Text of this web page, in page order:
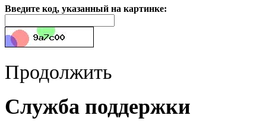
Введите код, указанный на картинке:
Продолжить
Служба поддержки